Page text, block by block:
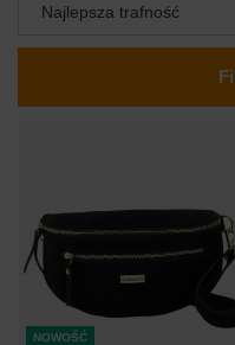
Zmień sortowanie
Najlepsza trafność
NOWOŚĆ